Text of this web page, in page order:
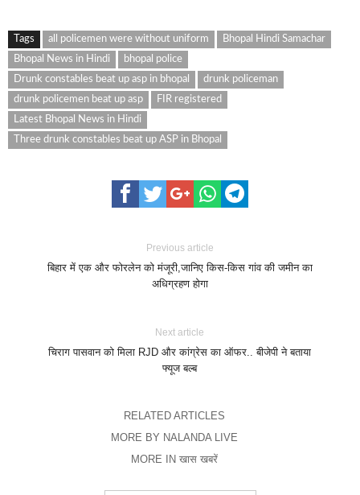
Tags all policemen were without uniform
Bhopal Hindi Samachar
Bhopal News in Hindi
bhopal police
Drunk constables beat up asp in bhopal
drunk policeman
drunk policemen beat up asp
FIR registered
Latest Bhopal News in Hindi
Three drunk constables beat up ASP in Bhopal
Previous article
बिहार में एक और फोरलेन को मंजूरी,जानिए किस-किस गांव की जमीन का
अधिग्रहण होगा
Next article
चिराग पासवान को मिला RJD और कांग्रेस का ऑफर.. बीजेपी ने बताया
फ्यूज बल्ब
RELATED ARTICLES
MORE BY NALANDA LIVE
MORE IN खास खबरें